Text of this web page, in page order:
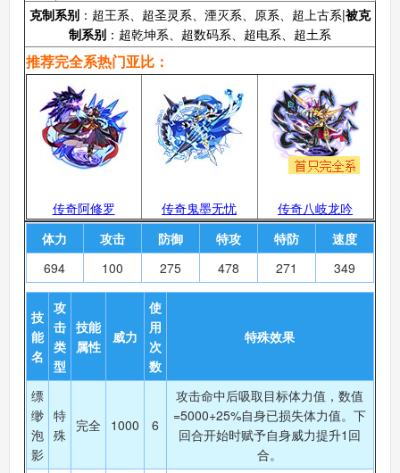
克制系别：超王系、超圣灵系、湮灭系、原系、超上古系|被克
制系别：超乾坤系、超数码系、超电系、超土系
推荐完全系热门亚比：
传奇阿修罗 传奇鬼墨无忧
传奇八岐龙吟
体力
攻击 防御 特攻 特防
速度
694
100 275 478 271 349
技
能
名
攻
击
类
型
技能
属性
威力
使
用
次
数
特殊效果
缥
缈
泡
影
特
殊
完全 1000 6
攻击命中后吸取目标体力值，数值
=5000+25%自身已损失体力值。下
回合开始时赋予自身威力提升1回
合。